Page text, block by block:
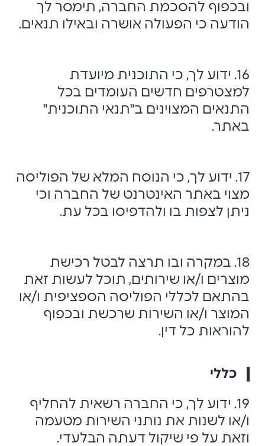
ובכפוף להסכמת החברה, תימסר לך
הודעה כי הפעולה אושרה ובאילו תנאים.
16. ידוע לך, כי התוכנית מיועדת
למצטרפים חדשים העומדים בכל
התנאים המצוינים ב"תנאי התוכנית"
באתר.
17. ידוע לך, כי הנוסח המלא של הפוליסה
מצוי באתר האינטרנט של החברה וכי
ניתן לצפות בו ולהדפיסו בכל עת.
18. במקרה ובו תרצה לבטל רכישת
מוצרים ו/או שירותים, תוכל לעשות זאת
בהתאם לכללי הפוליסה הספציפית ו/או
המוצר ו/או השירות שרכשת ובכפוף
להוראות כל דין.
כללי
19. ידוע לך, כי החברה רשאית להחליף
ו/או לשנות את נותני השירות מטעמה
וזאת על פי שיקול דעתה הבלעדי.